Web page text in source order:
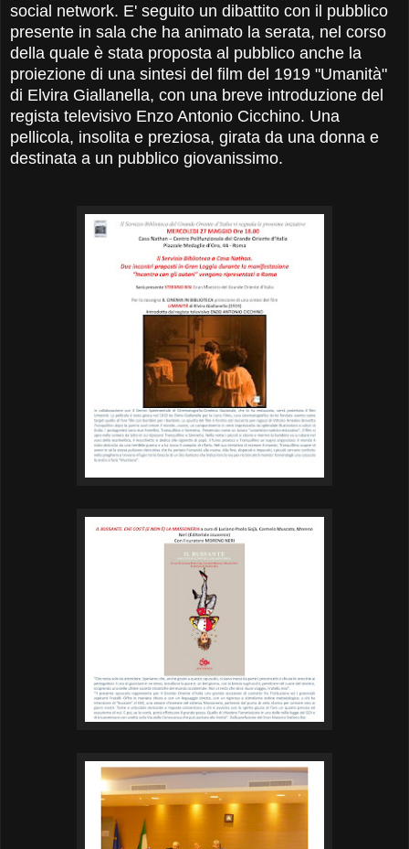
social network. E' seguito un dibattito con il pubblico
presente in sala che ha animato la serata, nel corso
della quale è stata proposta al pubblico anche la
proiezione di una sintesi del film del 1919 "Umanità"
di Elvira Giallanella, con una breve introduzione del
regista televisivo Enzo Antonio Cicchino. Una
pellicola, insolita e preziosa, girata da una donna e
destinata a un pubblico giovanissimo.